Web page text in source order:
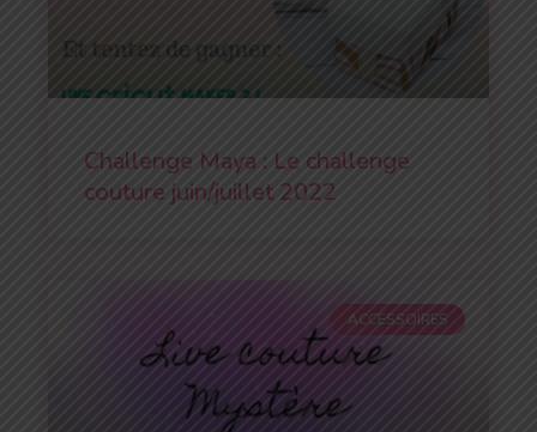
Challenge Maya : Le challenge
couture juin/juillet 2022
ACCESSOIRES